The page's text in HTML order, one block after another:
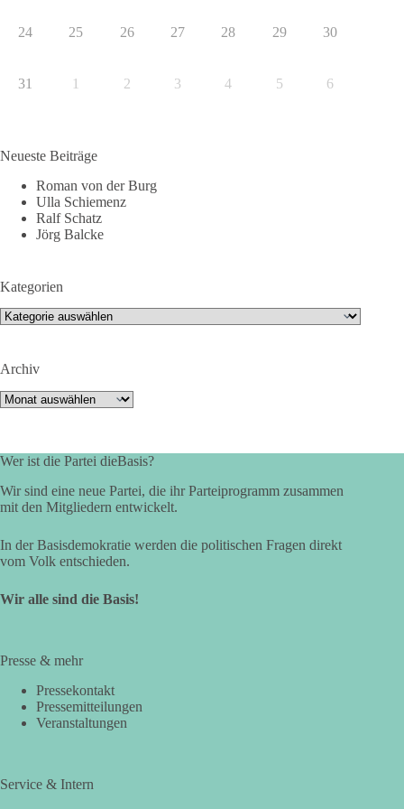
24 25 26 27 28 29 30
31 1 2 3 4 5 6
Neueste Beiträge
Roman von der Burg
Ulla Schiemenz
Ralf Schatz
Jörg Balcke
Kategorien
Kategorien
Archiv
Archiv
Wer ist die Partei dieBasis?
Wir sind eine neue Partei, die ihr Parteiprogramm zusammen
mit den Mitgliedern entwickelt.
In der Basisdemokratie werden die politischen Fragen direkt
vom Volk entschieden.
Wir alle sind die Basis!
Presse & mehr
Pressekontakt
Pressemitteilungen
Veranstaltungen
Service & Intern